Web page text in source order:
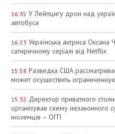
16:35 У Лейпцигу дрон над
автобуса
16:23 Українська актриса
сатиричному серіалі від Netflix
15:58 Разведка США
может осуществить
15:32 Директор приватного
організував схему незаконного
іноземців – ОГП